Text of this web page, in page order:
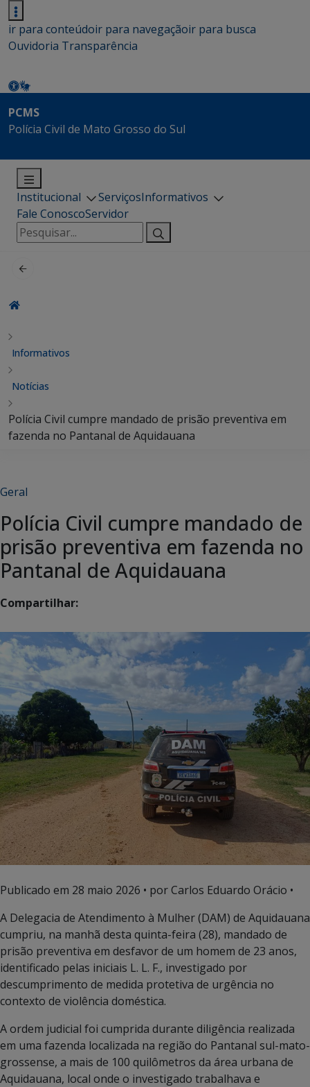
ir para conteúdoir para navegaçãoir para busca
Ouvidoria Transparência
PCMS
Polícia Civil de Mato Grosso do Sul
Institucional ServiçosInformativos
Fale ConoscoServidor
Pesquisar
por:
Informativos
Notícias
Polícia Civil cumpre mandado de prisão preventiva em
fazenda no Pantanal de Aquidauana
Geral
Polícia Civil cumpre mandado de
prisão preventiva em fazenda no
Pantanal de Aquidauana
Compartilhar:
Publicado em 28 maio 2026 • por Carlos Eduardo Orácio •
A Delegacia de Atendimento à Mulher (DAM) de Aquidauana
cumpriu, na manhã desta quinta-feira (28), mandado de
prisão preventiva em desfavor de um homem de 23 anos,
identificado pelas iniciais L. L. F., investigado por
descumprimento de medida protetiva de urgência no
contexto de violência doméstica.
A ordem judicial foi cumprida durante diligência realizada
em uma fazenda localizada na região do Pantanal sul-mato-
grossense, a mais de 100 quilômetros da área urbana de
Aquidauana, local onde o investigado trabalhava e